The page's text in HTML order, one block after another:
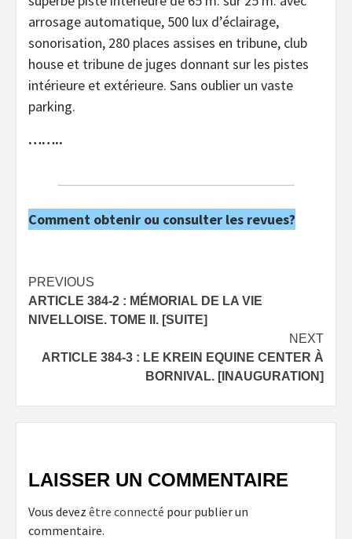
arrosage automatique, 500 lux d’éclairage,
sonorisation, 280 places assises en tribune, club
house et tribune de juges donnant sur les pistes
intérieure et extérieure. Sans oublier un vaste
parking.
……..
Comment obtenir ou consulter les revues?
Post
navigation
PREVIOUS
ARTICLE 384-2 : MÉMORIAL DE LA VIE
NIVELLOISE. TOME II. [SUITE]
NEXT
ARTICLE 384-3 : LE KREIN EQUINE CENTER À
BORNIVAL. [INAUGURATION]
LAISSER UN COMMENTAIRE
Vous devez être connecté pour publier un
commentaire.